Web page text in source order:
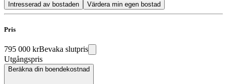
Intresserad av bostaden Värdera min egen bostad
Pris
795 000 krBevaka slutpris
Utgångspris
Beräkna din boendekostnad